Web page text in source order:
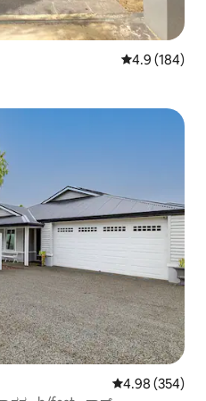
5 ರಲ್ಲಿ 4.9
4.9 (184)
5 ರಲ್ಲಿ 4.98
4.98 (354)